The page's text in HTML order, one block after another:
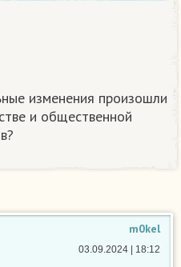
изменения произошли
и общественной
m0kel
03.09.2024 | 18:12